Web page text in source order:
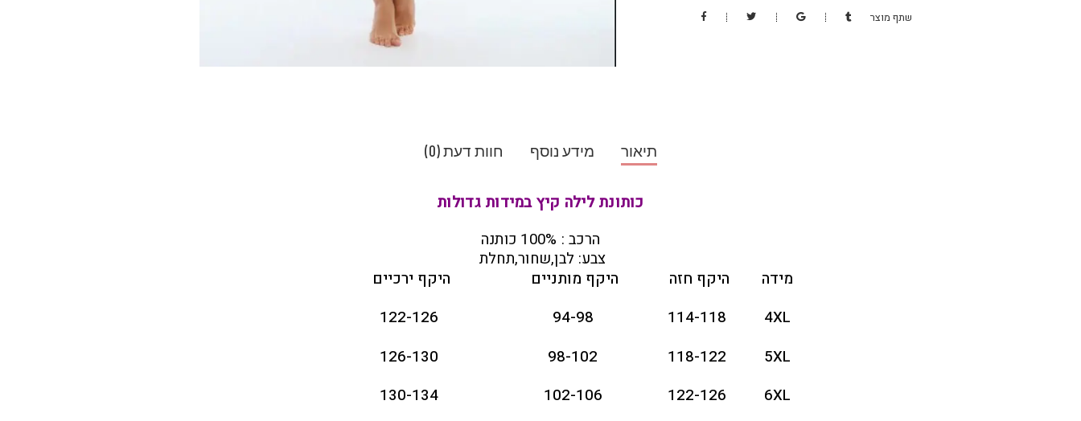
שתף מוצר
תיאור מידע נוסף חוות דעת (0)
כותונת לילה קיץ במידות גדולות
הרכב : 100% כותנה
צבע: לבן,שחור,תחלת
מידה
היקף חזה היקף מותניים
היקף ירכיים
4XL
114-118
94-98
122-126
5XL
118-122
98-102
126-130
6XL
122-126
102-106
130-134